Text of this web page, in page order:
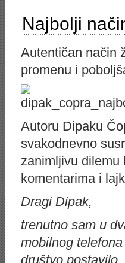
Najbolji
Autentičan način
promenu i
Autoru Dipaku
svakodnevno
zanimljivu dilemu
komentarima i
Dragi Dipak,
trenutno sam u
mobilnog
društvo